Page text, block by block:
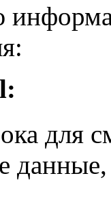
для